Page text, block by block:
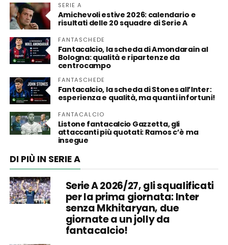
SERIE A
Amichevoli estive 2026: calendario e
risultati delle 20 squadre di Serie A
FANTASCHEDE
Fantacalcio, la scheda di Amondarain al
Bologna: qualità e ripartenze da
centrocampo
FANTASCHEDE
Fantacalcio, la scheda di Stones all’Inter:
esperienza e qualità, ma quanti infortuni!
FANTACALCIO
Listone fantacalcio Gazzetta, gli
attaccanti più quotati: Ramos c’è ma
insegue
DI PIÙ IN SERIE A
Serie A 2026/27, gli squalificati
per la prima giornata: Inter
senza Mkhitaryan, due
giornate a un jolly da
fantacalcio!